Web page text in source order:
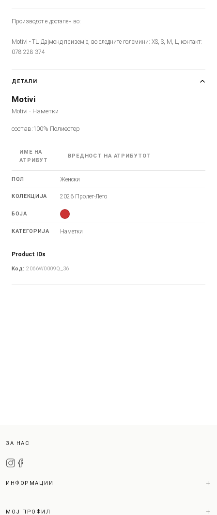
Производот е достапен во:
Motivi - ТЦ Дајмонд приземје, во следните големини: XS, S, M, L, контакт:
078 228 374
ДЕТАЛИ
Motivi
Motivi - Наметки
состав:100% Полиестер
ИМЕ НА
АТРИБУТ
ВРЕДНОСТ НА АТРИБУТОТ
ПОЛ Женски
КОЛЕКЦИЈА 2026 Пролет-Лето
БОЈА
КАТЕГОРИЈА Наметки
Product IDs
Код: 2066W0009Q_36
ЗА НАС
ИНФОРМАЦИИ
МОЈ ПРОФИЛ